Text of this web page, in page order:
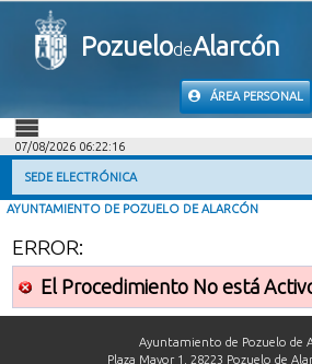
PozuelodeAlarcón
ÁREA PERSONAL
INICIO
MI CARPETA
INFORMACIÓN MUNICIPAL
07/08/2026 06:22:16
SEDE ELECTRÓNICA
AYUNTAMIENTO DE POZUELO DE ALARCÓN
ERROR:
El Procedimiento No está
Ayuntamiento de Pozuelo de
Plaza Mayor 1, 28223 Pozuelo de